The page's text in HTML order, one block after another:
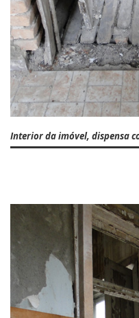
Interior da imóvel, dispensa